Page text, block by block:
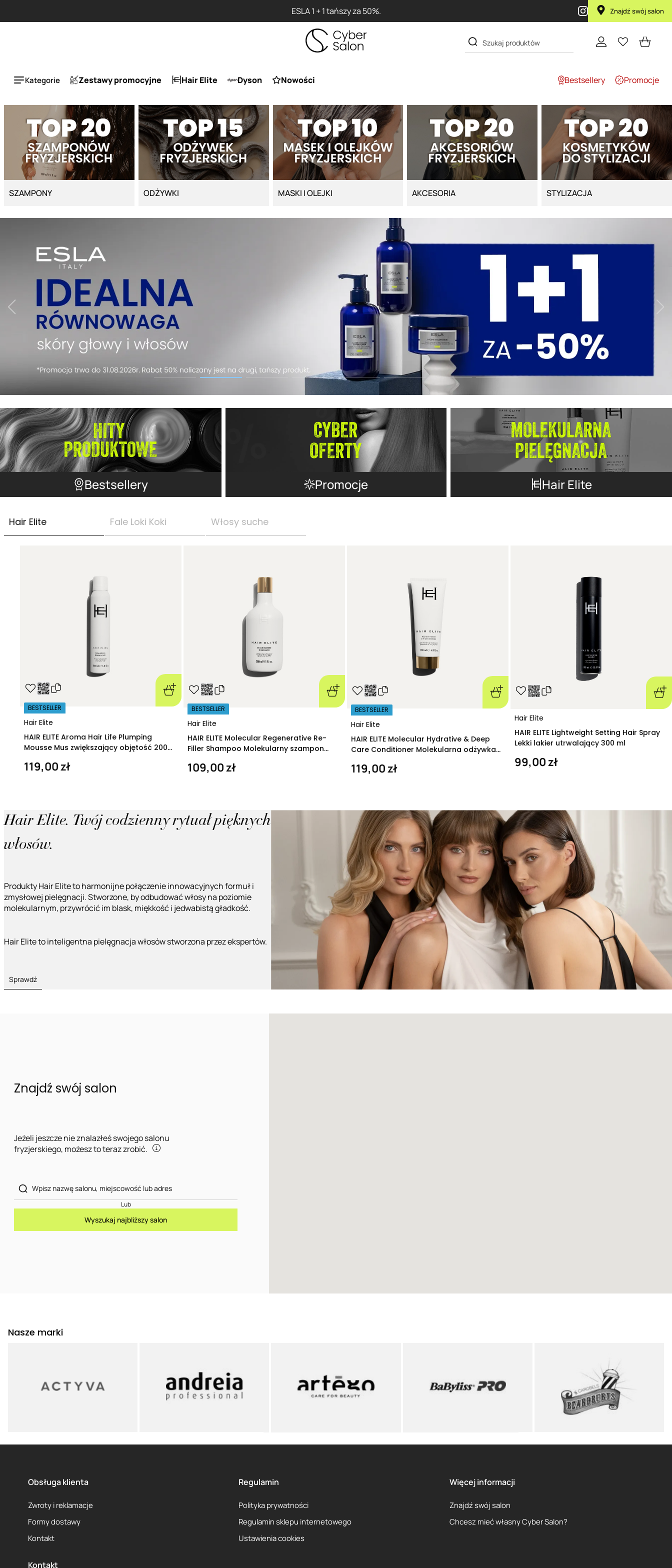
Przy zakupie produktu Artego Maska Lola za 1 żł
Znajdź swój salon
Kategorie Zestawy promocyjne Hair Elite Dyson Nowości Bestsellery Promocje
SZAMPONY ODŻYWKI MASKI I OLEJKI AKCESORIA STYLIZACJA
Bestsellery Promocje Hair Elite
Hair Elite Fale Loki Koki Włosy suche
Hair Elite
BESTSELLER
HAIR ELITE Aroma Hair Life Plumping
Mousse Mus zwiększający objętość 200
119,00 zł
Hair Elite
BESTSELLER
HAIR ELITE Molecular Regenerative Re-
Filler Shampoo Molekularny szampon
109,00 zł
Hair Elite
BESTSELLER
HAIR ELITE Molecular Hydrative & Deep
Care Conditioner Molekularna odżywka
119,00 zł
Hair Elite
HAIR ELITE Lightweight Setting Hair Spray
Lekki lakier utrwalający 300 ml
99,00 zł
Hair Elite. Twój codzienny rytuał pięknych
włosów.
Produkty Hair Elite to harmonijne połączenie innowacyjnych formuł i
zmysłowej pielęgnacji. Stworzone, by odbudować włosy na poziomie
molekularnym, przywrócić im blask, miękkość i jedwabistą gładkość.
Hair Elite to inteligentna pielęgnacja włosów stworzona przez ekspertów.
Sprawdź
Znajdź swój salon
Jeżeli jeszcze nie znalazłeś swojego salonu
fryzjerskiego, możesz to teraz zrobić.
Lub
Wyszukaj najbliższy salon
Nasze marki
Obsługa klienta
Zwroty i reklamacje
Formy dostawy
Kontakt
Regulamin
Polityka prywatności
Regulamin sklepu internetowego
Ustawienia cookies
Więcej informacji
Znajdź swój salon
Chcesz mieć własny Cyber Salon?
Kontakt